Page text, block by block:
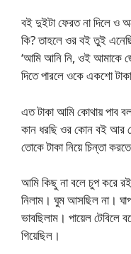
বই দুইটা ফেরত না দিলে ও
কি? তাহলে ওর বই তুই
‘আমি আনি নি, ওই আমাকে
দিতে পারলে ওকে একশো
এত টাকা আমি কোথায় পাব
কান ধরছি ওর কোন বই আর
তোকে টাকা নিয়ে চিন্তা
আমি কিছু না বলে চুপ করে
নিলাম। ঘুম আসছিল না।
ভাবছিলাম। পায়েল টেবিলে
গিয়েছিল।